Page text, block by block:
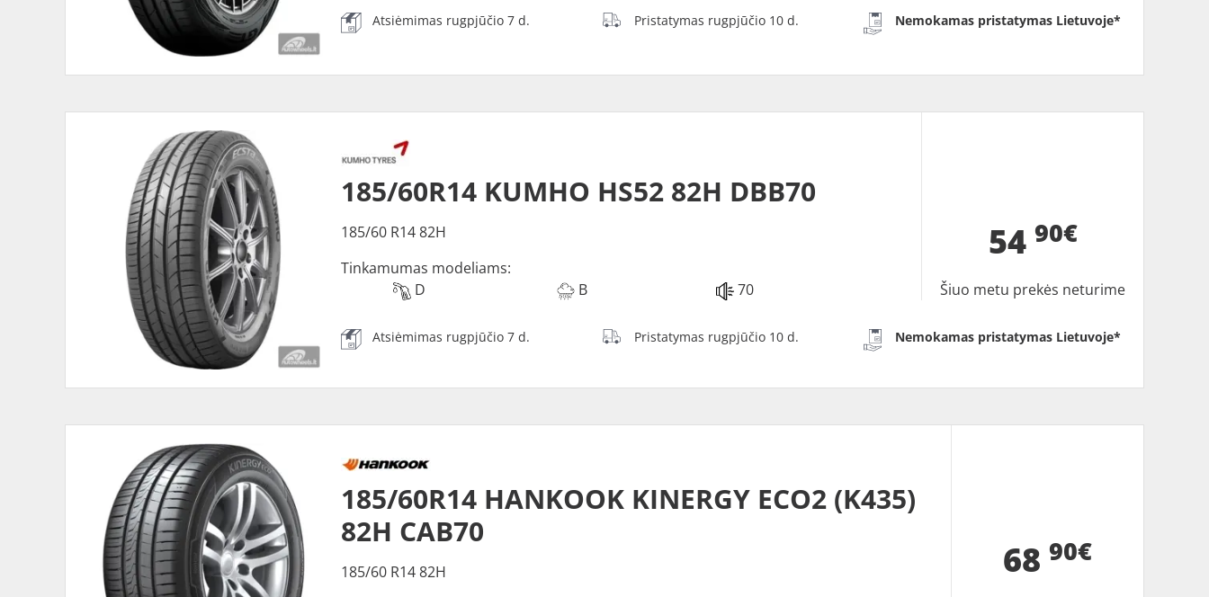
Atsiėmimas rugpjūčio 7 d. Pristatymas rugpjūčio 10 d. Nemokamas pristatymas Lietuvoje*
185/60R14 KUMHO HS52 82H DBB70
185/60 R14 82H
Tinkamumas modeliams:
D
B 70
54 90€
Šiuo metu prekės neturime
Atsiėmimas rugpjūčio 7 d. Pristatymas rugpjūčio 10 d. Nemokamas pristatymas Lietuvoje*
185/60R14 HANKOOK KINERGY ECO2 (K435)
82H CAB70
185/60 R14 82H
68 90€